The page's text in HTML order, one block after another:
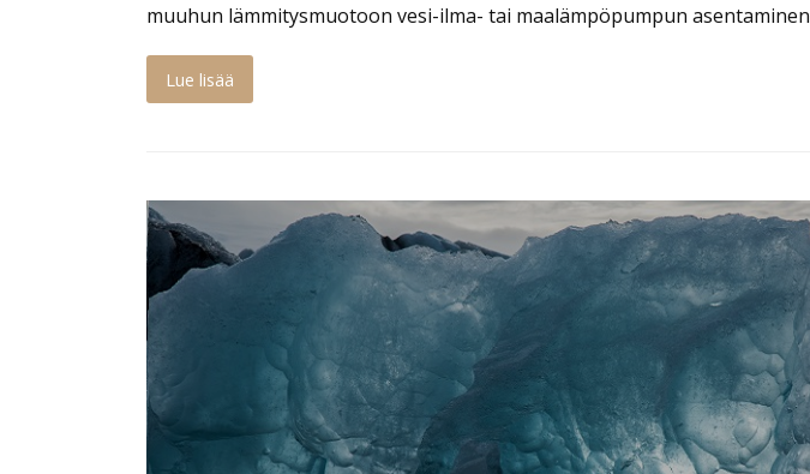
muuhun lämmitysmuotoon vesi-ilma- tai maalämpöpumpun asentaminen
Lue lisää